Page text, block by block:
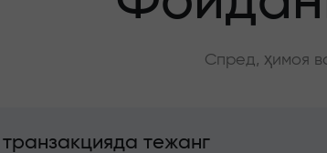
Спред, ҳимоя
тежанг